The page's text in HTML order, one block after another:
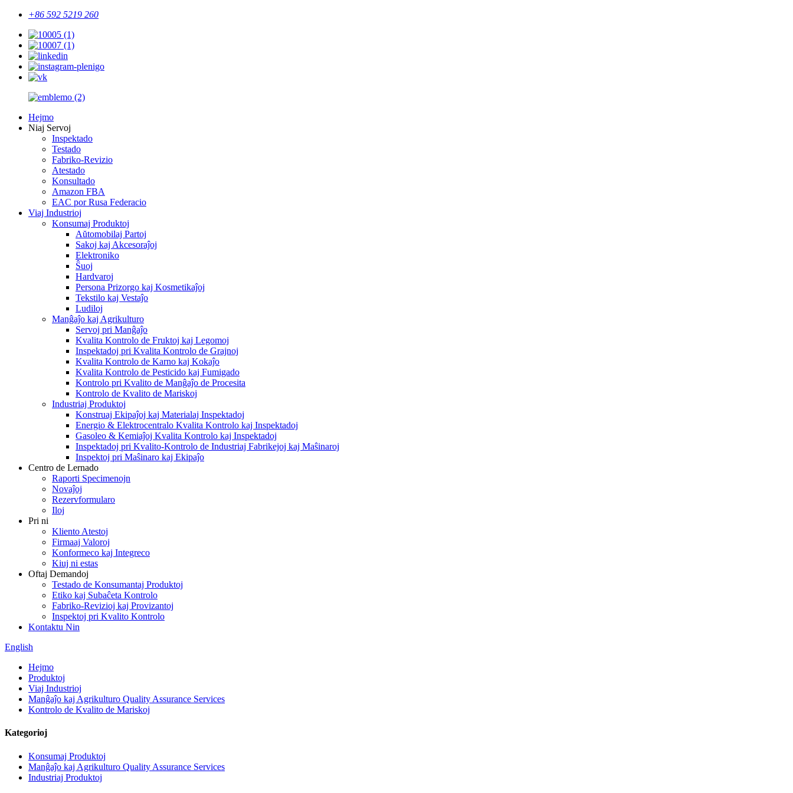
+86 592 5219 260
Hejmo
Niaj Servoj
Inspektado
Testado
Fabriko-Revizio
Atestado
Konsultado
Amazon FBA
EAC por Rusa Federacio
Viaj Industrioj
Konsumaj Produktoj
Aŭtomobilaj Partoj
Sakoj kaj Akcesoraĵoj
Elektroniko
Ŝuoj
Hardvaroj
Persona Prizorgo kaj Kosmetikaĵoj
Tekstilo kaj Vestaĵo
Ludiloj
Manĝaĵo kaj Agrikulturo
Servoj pri Manĝaĵo
Kvalita Kontrolo de Fruktoj kaj Legomoj
Inspektadoj pri Kvalita Kontrolo de Grajnoj
Kvalita Kontrolo de Karno kaj Kokaĵo
Kvalita Kontrolo de Pesticido kaj Fumigado
Kontrolo pri Kvalito de Manĝaĵo de Procesita
Kontrolo de Kvalito de Mariskoj
Industriaj Produktoj
Konstruaj Ekipaĵoj kaj Materialaj Inspektadoj
Energio & Elektrocentralo Kvalita Kontrolo kaj Inspektadoj
Gasoleo & Kemiaĵoj Kvalita Kontrolo kaj Inspektadoj
Inspektadoj pri Kvalito-Kontrolo de Industriaj Fabrikejoj kaj Maŝinaroj
Inspektoj pri Maŝinaro kaj Ekipaĵo
Centro de Lernado
Raporti Specimenojn
Novaĵoj
Rezervformularo
Iloj
Pri ni
Kliento Atestoj
Firmaaj Valoroj
Konformeco kaj Integreco
Kiuj ni estas
Oftaj Demandoj
Testado de Konsumantaj Produktoj
Etiko kaj Subaĉeta Kontrolo
Fabriko-Revizioj kaj Provizantoj
Inspektoj pri Kvalito Kontrolo
Kontaktu Nin
English
Hejmo
Produktoj
Viaj Industrioj
Manĝaĵo kaj Agrikulturo Quality Assurance Services
Kontrolo de Kvalito de Mariskoj
Kategorioj
Konsumaj Produktoj
Manĝaĵo kaj Agrikulturo Quality Assurance Services
Industriaj Produktoj